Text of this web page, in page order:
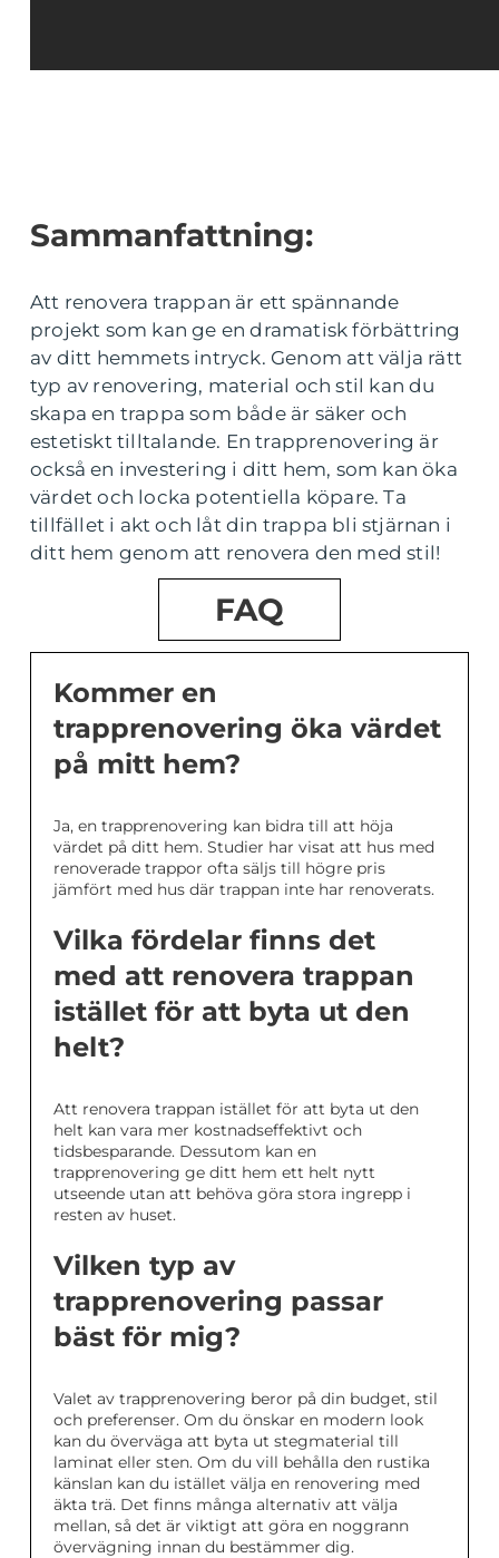
Sammanfattning:
Att renovera trappan är ett spännande
projekt som kan ge en dramatisk förbättring
av ditt hemmets intryck. Genom att välja rätt
typ av renovering, material och stil kan du
skapa en trappa som både är säker och
estetiskt tilltalande. En trapprenovering är
också en investering i ditt hem, som kan öka
värdet och locka potentiella köpare. Ta
tillfället i akt och låt din trappa bli stjärnan i
ditt hem genom att renovera den med stil!
FAQ
Kommer en
trapprenovering öka värdet
på mitt hem?
Ja, en trapprenovering kan bidra till att höja
värdet på ditt hem. Studier har visat att hus med
renoverade trappor ofta säljs till högre pris
jämfört med hus där trappan inte har renoverats.
Vilka fördelar finns det
med att renovera trappan
istället för att byta ut den
helt?
Att renovera trappan istället för att byta ut den
helt kan vara mer kostnadseffektivt och
tidsbesparande. Dessutom kan en
trapprenovering ge ditt hem ett helt nytt
utseende utan att behöva göra stora ingrepp i
resten av huset.
Vilken typ av
trapprenovering passar
bäst för mig?
Valet av trapprenovering beror på din budget, stil
och preferenser. Om du önskar en modern look
kan du överväga att byta ut stegmaterial till
laminat eller sten. Om du vill behålla den rustika
känslan kan du istället välja en renovering med
äkta trä. Det finns många alternativ att välja
mellan, så det är viktigt att göra en noggrann
övervägning innan du bestämmer dig.